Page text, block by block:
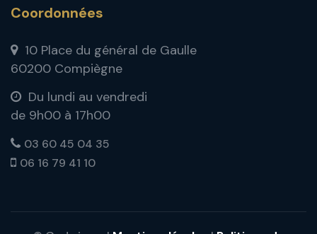
Coordonnées
10 Place du général de Gaulle
60200 Compiègne
Du lundi au vendredi
de 9h00 à 17h00
03 60 45 04 35
06 16 79 41 10